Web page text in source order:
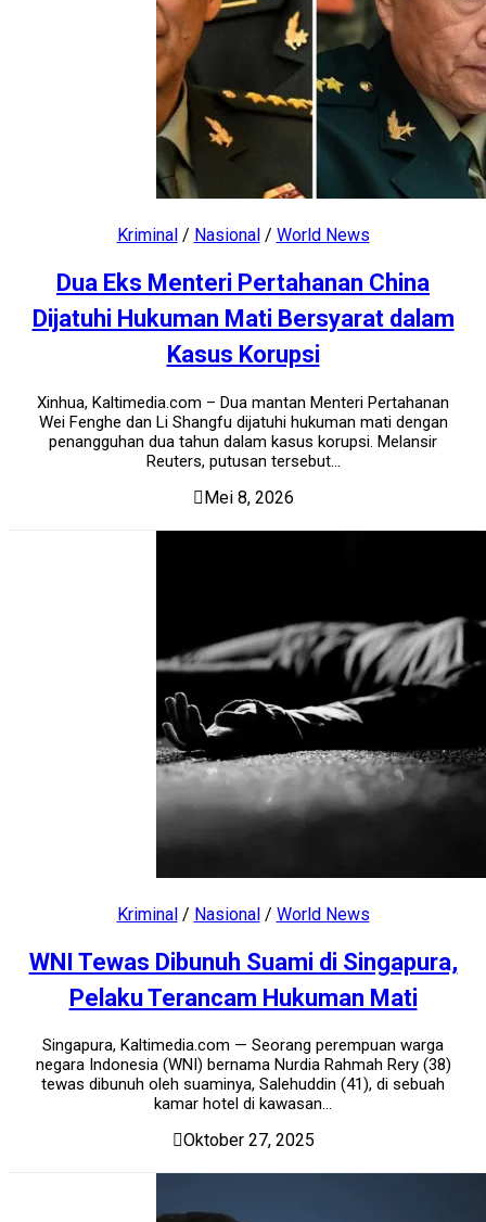
Kriminal / Nasional / World News
Dua Eks Menteri Pertahanan China
Dijatuhi Hukuman Mati Bersyarat dalam
Kasus Korupsi
Xinhua, Kaltimedia.com – Dua mantan Menteri Pertahanan
Wei Fenghe dan Li Shangfu dijatuhi hukuman mati dengan
penangguhan dua tahun dalam kasus korupsi. Melansir
Reuters, putusan tersebut...
Mei 8, 2026
Kriminal/ Nasional/ World News
WNI Tewas Dibunuh Suami di Singapura,
Pelaku Terancam Hukuman Mati
Singapura, Kaltimedia.com — Seorang perempuan warga
negara Indonesia (WNI) bernama Nurdia Rahmah Rery (38)
tewas dibunuh oleh suaminya, Salehuddin (41), di sebuah
kamar hotel di kawasan...
Oktober 27, 2025